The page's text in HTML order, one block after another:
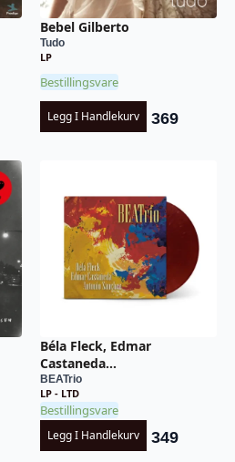
Bebel Gilberto
Tudo
LP
Bestillingsvare
Legg I Handlekurv 369
Béla Fleck, Edmar
Castaneda…
BEATrio
LP - LTD
Bestillingsvare
Legg I Handlekurv 349